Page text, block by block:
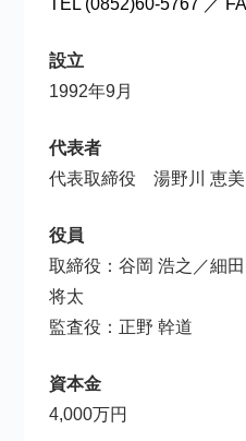
TEL (0852)60-5767 ／
設立
1992年9月
代表者
代表取締役 湯野川 恵美
役員
取締役：谷岡 浩之／細
将太
監査役：正野 幹道
資本金
4,000万円